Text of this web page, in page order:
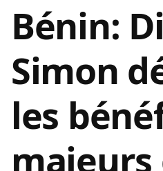
Bénin:
Simon
les
majeurs